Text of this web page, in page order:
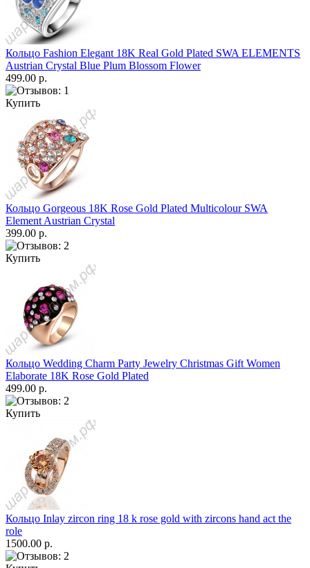
Кольцо Fashion Elegant 18K Real Gold Plated SWA ELEMENTS
Austrian Crystal Blue Plum Blossom Flower
499.00 р.
Купить
Кольцо Gorgeous 18K Rose Gold Plated Multicolour SWA
Element Austrian Crystal
399.00 р.
Купить
Кольцо Wedding Charm Party Jewelry Christmas Gift Women
Elaborate 18K Rose Gold Plated
499.00 р.
Купить
Кольцо Inlay zircon ring 18 k rose gold with zircons hand act the
role
1500.00 р.